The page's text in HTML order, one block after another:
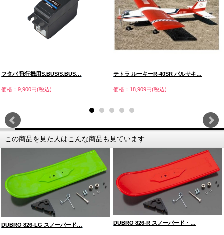
フタバ 飛行機用S.BUS/S.BUS…
価格：9,900円(税込)
テトラ ルーキーR-40SR バルサキ…
価格：18,909円(税込)
この商品を見た人はこんな商品も見ています
DUBRO 826-LG スノーバード… DUBRO 826-R スノーバード・…